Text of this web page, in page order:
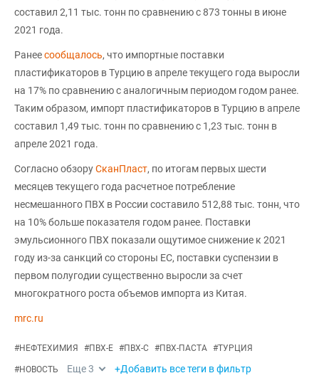
составил 2,11 тыс. тонн по сравнению с 873 тонны в июне
2021 года.
Ранеесообщалось, что импортные поставки
пластификаторов в Турцию в апреле текущего года выросли
на 17% по сравнению с аналогичным периодом годом ранее.
Таким образом, импорт пластификаторов в Турцию в апреле
составил 1,49 тыс. тонн по сравнению с 1,23 тыс. тонн в
апреле 2021 года.
Согласно обзоруСканПласт, по итогам первых шести
месяцев текущего года расчетное потребление
несмешанного ПВХ в России составило 512,88 тыс. тонн, что
на 10% больше показателя годом ранее. Поставки
эмульсионного ПВХ показали ощутимое снижение к 2021
году из-за санкций со стороны ЕС, поставки суспензии в
первом полугодии существенно выросли за счет
многократного роста объемов импорта из Китая.
mrc.ru
#НЕФТЕХИМИЯ #ПВХ-Е #ПВХ-С #ПВХ-ПАСТА #ТУРЦИЯ
#НОВОСТЬ Еще3 +Добавить все теги в фильтр